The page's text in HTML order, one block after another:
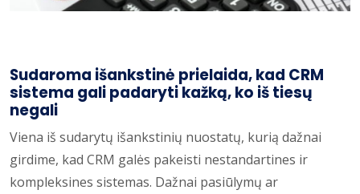
Sudaroma išankstinė prielaida, kad CRM
sistema gali padaryti kažką, ko iš tiesų
negali
Viena iš sudarytų išankstinių nuostatų, kurią dažnai
girdime, kad CRM galės pakeisti nestandartines ir
kompleksines sistemas. Dažnai pasiūlymų ar